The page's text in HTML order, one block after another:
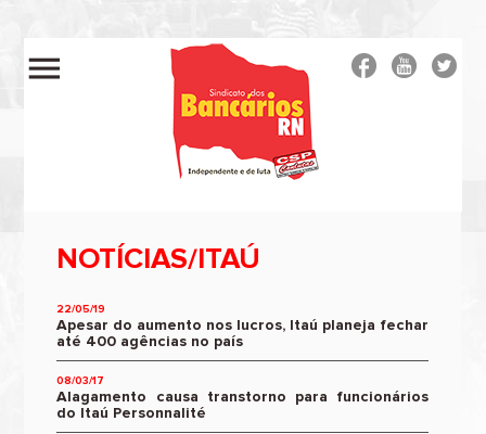
menu
NOTÍCIAS/ITAÚ
22/05/19
Apesar do aumento nos lucros, Itaú planeja fechar
até 400 agências no país
08/03/17
Alagamento causa transtorno para funcionários
do Itaú Personnalité